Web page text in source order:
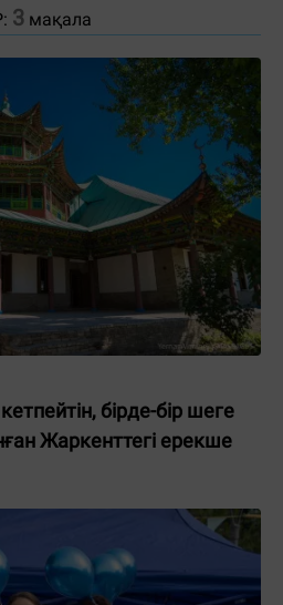
3 мақала
бірде-бір шеге
Жаркенттегі ерекше